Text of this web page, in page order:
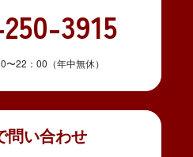
問い合わせ
3915
22：00（年中無休）